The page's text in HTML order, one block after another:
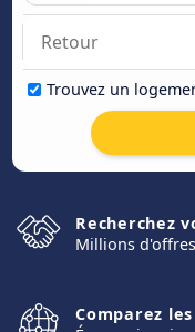
Trouvez un
Recherchez
Millions
Comparez